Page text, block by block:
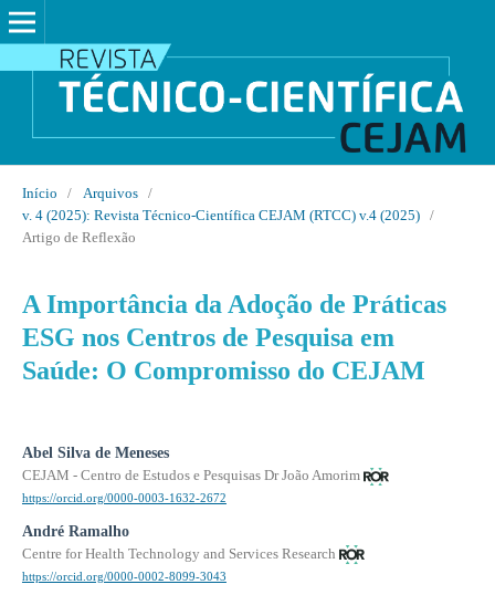
Início / Arquivos
/
v. 4 (2025): Revista Técnico-Científica CEJAM (RTCC) v.4 (2025)
/
Artigo de Reflexão
A Importância da Adoção de Práticas
ESG nos Centros de Pesquisa em
Saúde: O Compromisso do CEJAM
Abel Silva de Meneses
CEJAM - Centro de Estudos e Pesquisas Dr João Amorim
https://orcid.org/0000-0003-1632-2672
André Ramalho
Centre for Health Technology and Services Research
https://orcid.org/0000-0002-8099-3043